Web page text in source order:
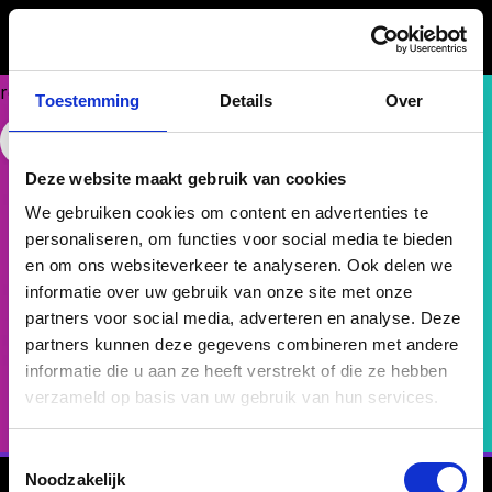
Toestemming Details Over
Deze website maakt gebruik van cookies
We gebruiken cookies om content en advertenties te
personaliseren, om functies voor social media te bieden
en om ons websiteverkeer te analyseren. Ook delen we
informatie over uw gebruik van onze site met onze
partners voor social media, adverteren en analyse. Deze
partners kunnen deze gegevens combineren met andere
informatie die u aan ze heeft verstrekt of die ze hebben
verzameld op basis van uw gebruik van hun services.
Toestemmingsselectie
Noodzakelijk
Talent als fundament
voor succes bij doen'r.
Van belofte naar praktijk: met het Talent Compass helpt
doen’r haar talenten écht vooruit in hun ontwikkeling en
carrière. Doen is wat ze doen.
Lees het hele verhaal
Could
make
request.